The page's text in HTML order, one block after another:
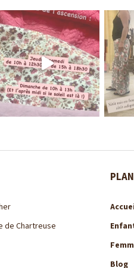
de Chartreuse
Blog